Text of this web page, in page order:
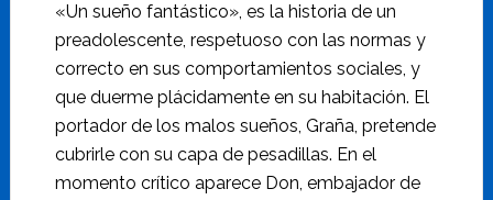
«Un sueño fantástico», es la historia de un
preadolescente, respetuoso con las normas y
correcto en sus comportamientos sociales, y
que duerme plácidamente en su habitación. El
portador de los malos sueños, Graña, pretende
cubrirle con su capa de pesadillas. En el
momento crítico aparece Don, embajador de